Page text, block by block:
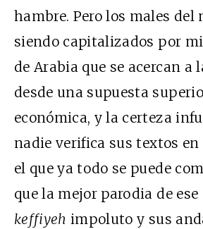
hambre. Pero los males del
siendo capitalizados por
de Arabia que se acercan a
desde una supuesta
económica, y la certeza
nadie verifica sus textos
el que ya todo se puede
que la mejor parodia de
keffiyeh impoluto y sus